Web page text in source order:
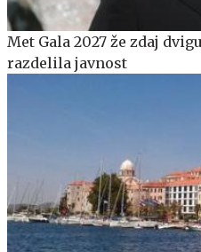
Met Gala 2027 že zdaj
razdelila javnost